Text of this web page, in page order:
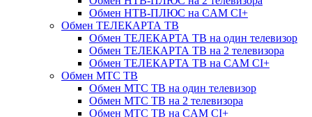
Обмен НТВ-ПЛЮС на CAM CI+
Обмен ТЕЛЕКАРТА ТВ
Обмен ТЕЛЕКАРТА ТВ на один телевизор
Обмен ТЕЛЕКАРТА ТВ на 2 телевизора
Обмен ТЕЛЕКАРТА ТВ на CAM CI+
Обмен МТС ТВ
Обмен МТС ТВ на один телевизор
Обмен МТС ТВ на 2 телевизора
Обмен МТС ТВ на CAM CI+